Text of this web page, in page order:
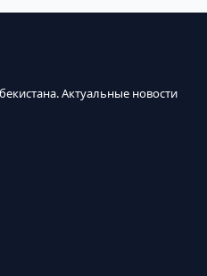
Актуальные новости